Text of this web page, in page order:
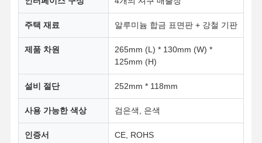
공장 투어 품질 관리 연락처 뉴스
모든 케이스
지금 챗팅하
주택 재료 알루미늄 합금 표면판 + 강철 기판
제품 차원
265mm (L) * 130mm (W) *
125mm (H)
설비 절단 252mm * 118mm
사용 가능한 색상 검은색, 은색
인증서 CE, ROHS